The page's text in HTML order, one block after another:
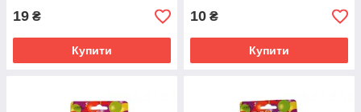
19 ₴
Купити
10 ₴
Купити